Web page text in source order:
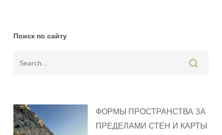
Поиск по сайту
ФОРМЫ ПРОСТРАНСТВА ЗА
ПРЕДЕЛАМИ СТЕН И КАРТЫ